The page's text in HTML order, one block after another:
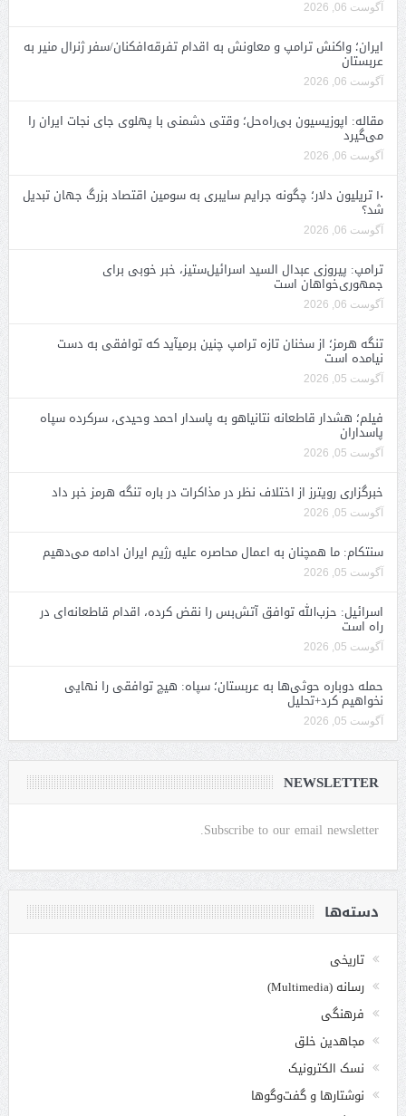
آگوست 06, 2026
ایران؛ واکنش ترامپ و معاونش به اقدام تفرقه‌افکنان/سفر ژنرال منیر به
عربستان
آگوست 06, 2026
مقاله: اپوزیسیون بی‌راه‌حل؛ وقتی دشمنی با پهلوی جای نجات ایران را
می‌گیرد
آگوست 06, 2026
۱۰ تریلیون دلار؛ چگونه جرایم سایبری به سومین اقتصاد بزرگ جهان تبدیل
شد؟
آگوست 06, 2026
ترامپ: پیروزی عبدال السید اسرائیل‌ستیز، خبر خوبی برای
جمهوری‌خواهان است
آگوست 06, 2026
تنگه هرمز؛ از سخنان تازه ترامپ چنین برمیآید که توافقی به دست
نیامده است
آگوست 05, 2026
فیلم؛ هشدار قاطعانه نتانیاهو به پاسدار احمد وحیدی، سرکرده سپاه
پاسداران
آگوست 05, 2026
خبرگزاری رویترز از اختلاف نظر در مذاکرات در باره تنگه هرمز خبر داد
آگوست 05, 2026
سنتکام: ما همچنان به اعمال محاصره علیه رژیم ایران ادامه می‌دهیم
آگوست 05, 2026
اسرائیل: حزب‌الله توافق آتش‌بس را نقض کرده، اقدام قاطعانه‌ای در
راه است
آگوست 05, 2026
حمله دوباره حوثی‌ها به عربستان؛ سپاه: هیچ توافقی را نهایی
نخواهیم کرد+تحلیل
آگوست 05, 2026
NEWSLETTER
Subscribe to our email newsletter.
دسته‌ها
تاریخی
رسانه (Multimedia)
فرهنگی
مجاهدین خلق
نسک الکترونیک
نوشتارها و گفت‌وگوها